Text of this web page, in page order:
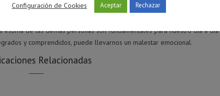
inadaptación social, llegando incluso a provocar fracaso escolar.
de las demás personas son fundamentales para nuestro día a día
y comprendidos, puede llevarnos un malestar emocional.
Relacionadas
Configuración de Cookies Aceptar Rechazar